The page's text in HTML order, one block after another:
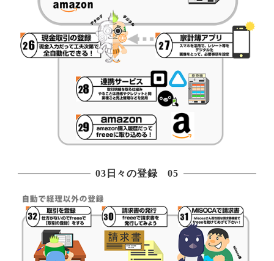
03日々の登録 05